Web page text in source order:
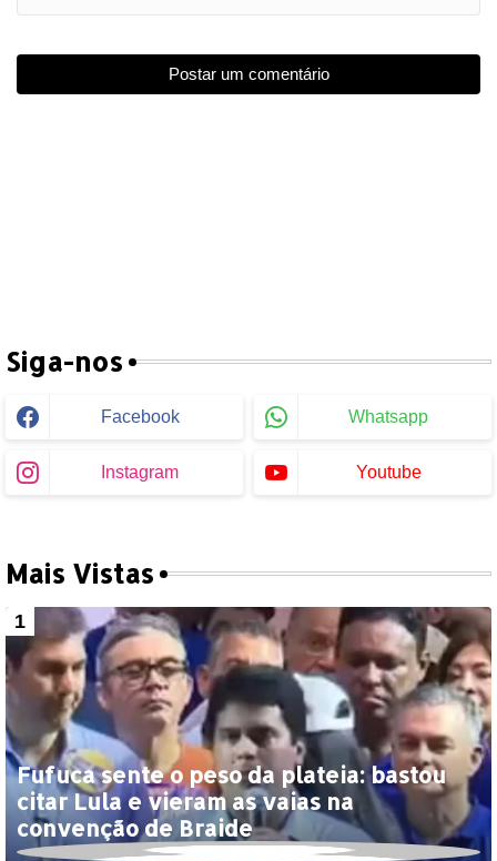
Postar um comentário
Siga-nos
Facebook Whatsapp
Instagram Youtube
Mais Vistas
Fufuca sente o peso da plateia: bastou
citar Lula e vieram as vaias na
convenção de Braide